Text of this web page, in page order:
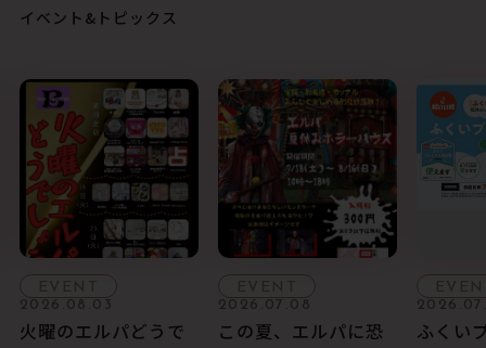
イベント&トピックス
EVENT
2026.08.03
火曜のエルパどうで
EVENT
2026.07.08
この夏、エルパに恐
ふくい